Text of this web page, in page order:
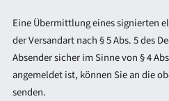
Eine Übermittlung eines signierten
der Versandart nach § 5 Abs. 5 des
Absender sicher im Sinne von § 4
angemeldet ist, können Sie an die
senden.